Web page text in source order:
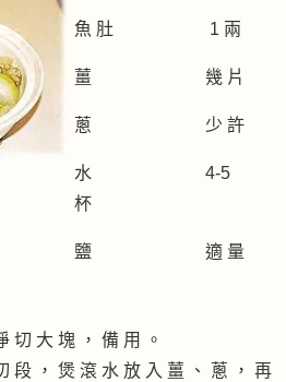
魚 肚 1 兩
薑 幾 片
蔥 少 許
水 4-5
杯
鹽 適 量
切 大 塊 ， 備 用 。
段 ， 煲 滾 水 放 入 薑 、 蔥 ， 再